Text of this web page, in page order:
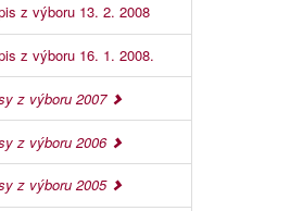
z výboru 13. 2. 2008
z výboru 16. 1. 2008.
z výboru 2007
z výboru 2006
z výboru 2005